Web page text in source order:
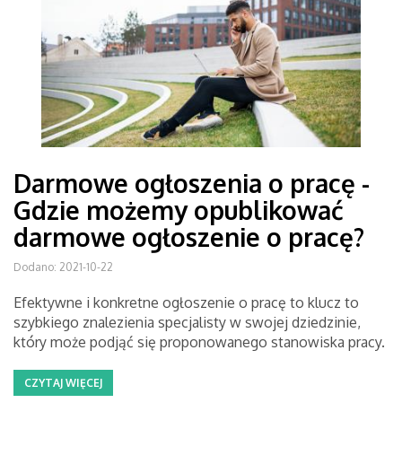
Darmowe ogłoszenia o pracę -
Gdzie możemy opublikować
darmowe ogłoszenie o pracę?
Dodano: 2021-10-22
Efektywne i konkretne ogłoszenie o pracę to klucz to
szybkiego znalezienia specjalisty w swojej dziedzinie,
który może podjąć się proponowanego stanowiska pracy.
CZYTAJ WIĘCEJ